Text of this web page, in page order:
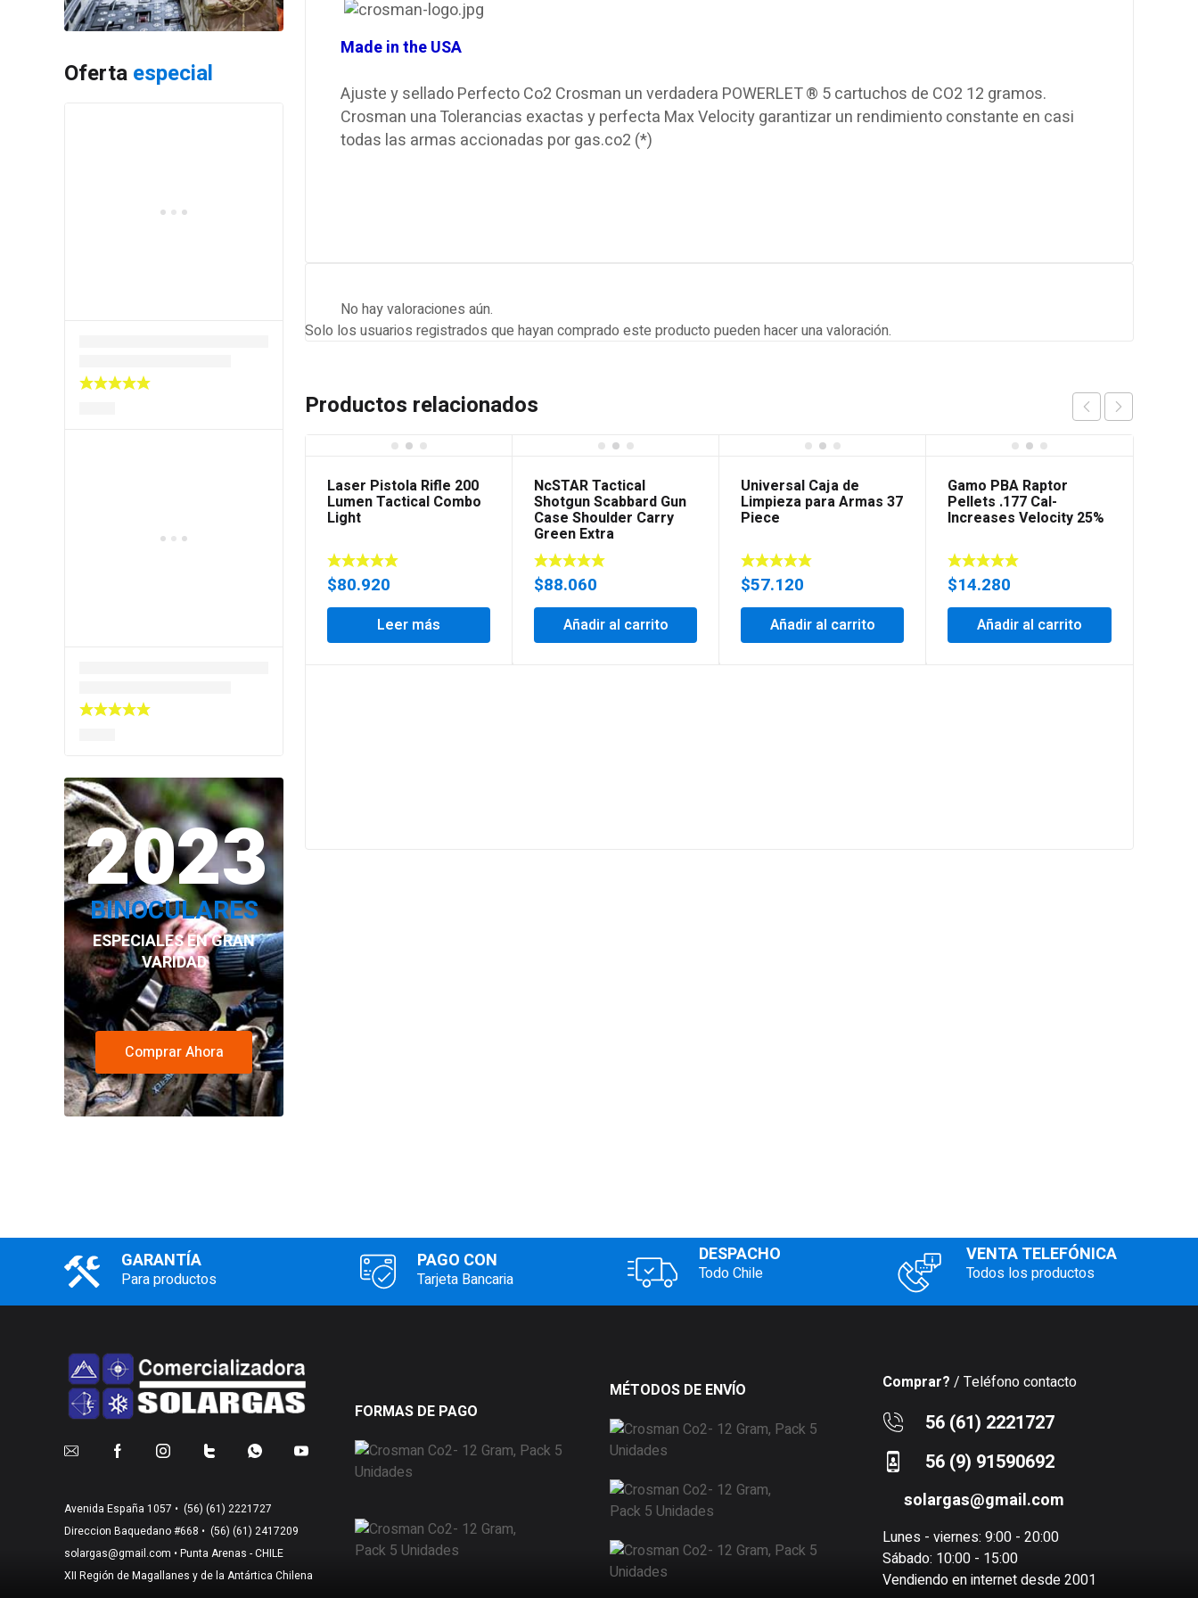
Oferta especial
2023
BINOCULARES
ESPECIALES EN GRAN
VARIDAD
Comprar Ahora
Made in the USA
Ajuste ysellado PerfectoCo2 Crosman un verdadera POWERLET® 5cartuchos de CO2 12 gramos.
Crosman unaTolerancias exactasy perfecta Max Velocitygarantizar un rendimiento constante en casi
todas las armas accionadas por gas.co2 (*)
No hay valoraciones aún.
Solo los usuarios registrados que hayan comprado este producto pueden hacer una valoración.
Productos relacionados
Laser Pistola Rifle 200
Lumen Tactical Combo
Light
$80.920
Leer más
NcSTAR Tactical
Shotgun Scabbard Gun
Case Shoulder Carry
Green Extra
$88.060
Añadir al carrito
Universal Caja de
Limpieza para Armas 37
Piece
$57.120
Añadir al carrito
Gamo PBA Raptor
Pellets .177 Cal-
Increases Velocity 25%
$14.280
Añadir al carrito
GARANTÍA
Para productos
PAGO CON
Tarjeta Bancaria
DESPACHO
Todo Chile
VENTA TELEFÓNICA
Todos los productos
Avenida España 1057 • (56) (61) 2221727
Direccion Baquedano #668 • (56) (61) 2417209
solargas@gmail.com • Punta Arenas - CHILE
XII Región de Magallanes y de la Antártica Chilena
FORMAS DE PAGO
MÉTODOS DE ENVÍO Comprar? / Teléfono contacto
56 (61) 2221727
56 (9) 91590692
solargas@gmail.com
Lunes - viernes: 9:00 - 20:00
Sábado: 10:00 - 15:00
Vendiendo en internet desde 2001